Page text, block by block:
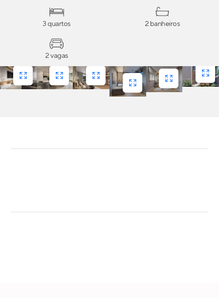
3 quartos 2 banheiros
2 vagas